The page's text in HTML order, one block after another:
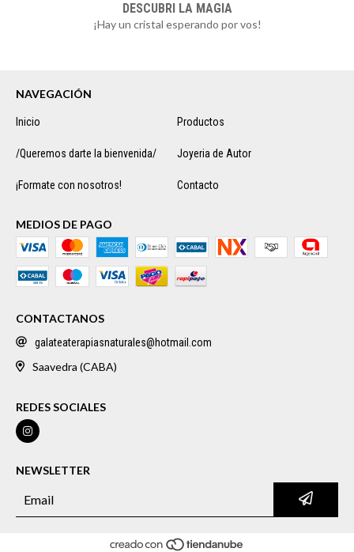
DESCUBRI LA MAGIA
¡Hay un cristal esperando por vos!
NAVEGACIÓN
Inicio Productos
/Queremos darte la bienvenida/ Joyeria de Autor
¡Formate con nosotros! Contacto
MEDIOS DE PAGO
CONTACTANOS
galateaterapiasnaturales@hotmail.com
Saavedra (CABA)
REDES SOCIALES
NEWSLETTER